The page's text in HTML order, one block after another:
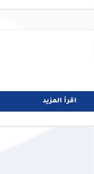
اقرأ المزيد